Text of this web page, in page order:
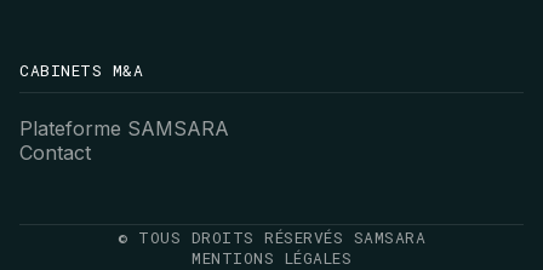
CABINETS M&A
Plateforme SAMSARA
Contact
© TOUS DROITS RÉSERVÉS SAMSARA
MENTIONS LÉGALES